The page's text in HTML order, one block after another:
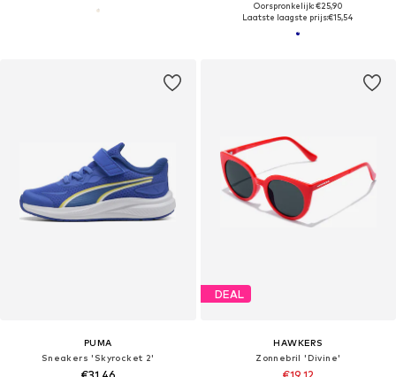
Oorspronkelijk: €25,90
Laatste laagste prijs:€15,54
PUMA
Sneakers 'Skyrocket 2'
DEAL
HAWKERS
Zonnebril 'Divine'